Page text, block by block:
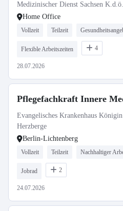
Medizinischer Dienst Sachsen
Home Office
Vollzeit Teilzeit
Flexible Arbeitszeiten 4
28.07.2026
Pflegefachkraft Innere
Evangelisches Krankenhaus
Herzberge
Berlin-Lichtenberg
Vollzeit Teilzeit Nachhaltiger
Jobrad 2
24.07.2026